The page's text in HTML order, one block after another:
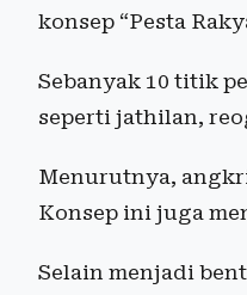
konsep “Pesta
Sebanyak 10 titik
seperti jathilan,
Menurutnya,
Konsep ini juga
Selain menjadi